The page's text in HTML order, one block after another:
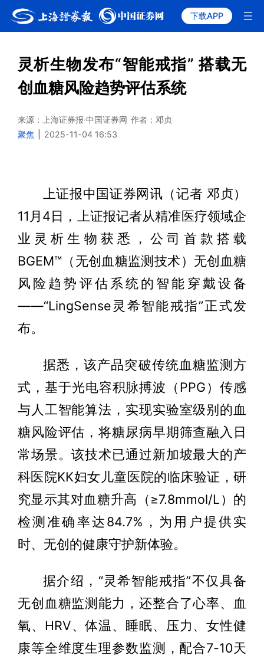
下载APP
灵析生物发布“智能戒指” 搭载无
创血糖风险趋势评估系统
来源：上海证券报·中国证券网 作者：邓贞
聚焦
2025-11-04 16:53
上证报中国证券网讯（记者 邓贞）
11月4日，上证报记者从精准医疗领域企
业灵析生物获悉，公司首款搭载
BGEM™（无创血糖监测技术）无创血糖
风险趋势评估系统的智能穿戴设备
——“LingSense灵希智能戒指”正式发
布。
据悉，该产品突破传统血糖监测方
式，基于光电容积脉搏波（PPG）传感
与人工智能算法，实现实验室级别的血
糖风险评估，将糖尿病早期筛查融入日
常场景。该技术已通过新加坡最大的产
科医院KK妇女儿童医院的临床验证，研
究显示其对血糖升高（≥7.8mmol/L）的
检测准确率达84.7%，为用户提供实
时、无创的健康守护新体验。
据介绍，“灵希智能戒指”不仅具备
无创血糖监测能力，还整合了心率、血
氧、HRV、体温、睡眠、压力、女性健
康等全维度生理参数监测，配合7-10天